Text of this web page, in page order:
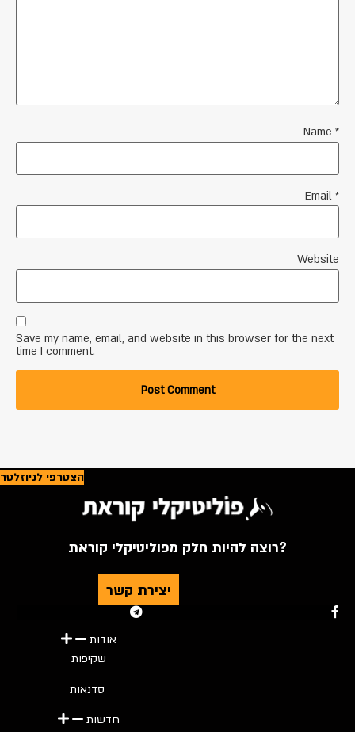
Name *
Email *
Website
Save my name, email, and website in this browser for the next
time I comment.
הצטרפי לניוזלטר
רוצה להיות חלק מפוליטיקלי קוראת?
יצירת קשר
אודות
שקיפות
סדנאות
חדשות